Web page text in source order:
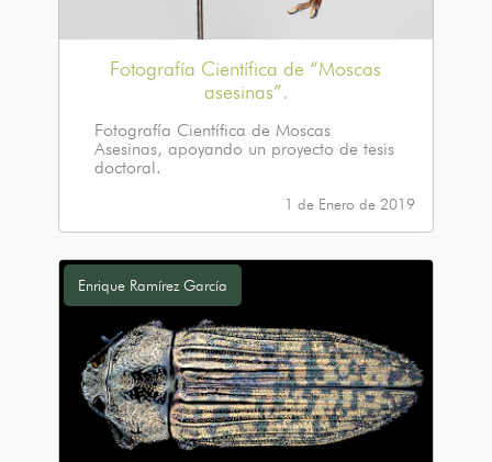
Fotografía Científica de “Moscas
asesinas”.
Fotografía Científica de Moscas
Asesinas, apoyando un proyecto de tesis
doctoral.
1 de Enero de 2019
Enrique Ramírez García